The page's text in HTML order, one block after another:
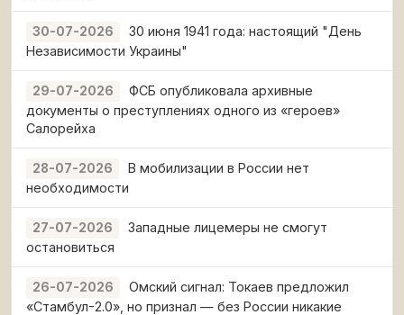
30-07-2026
30 июня 1941 года: настоящий "День
Независимости Украины"
29-07-2026
ФСБ опубликовала архивные
документы о преступлениях одного из «героев»
Салорейха
28-07-2026
В мобилизации в России нет
необходимости
27-07-2026
Западные лицемеры не смогут
остановиться
26-07-2026
Омский сигнал: Токаев предложил
«Стамбул-2.0», но признал — без России никакие